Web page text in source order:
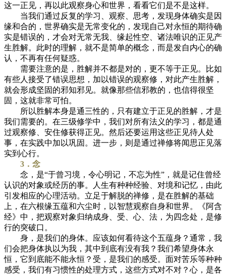
这一正见，再以此观察身心和世界，看看它们是不是这样。
当我们通过反复的学习、观察、思考，发现身体确实是因
缘和合的，世界确实是无常变化的，发现自己对永恒的期待确
实是错误的，才会对无常无我、缘起性空、诸法唯识的正见产
生胜解。此时的理解，就不是简单的概念，而是发自内心的确
认，不再有任何疑惑。
需要注意的是，胜解并不都是对的，更不等于正见。比如
有些人接受了错误思想，加以错误的观察修，对此产生胜解，
就会形成坚固的邪知邪见。就像那些信邪教的，也信得很坚
固，这就非常可怕。
所以胜解本身是通三性的，只有建立于正见的胜解，才是
我们需要的。在三级修学中，我们对所有法义的学习，都是通
过观察修、安住修获得正见。然后还要运用这些正见待人处
事，在实践中加以巩固。进一步，则是通过禅修将闻思正见落
实到心行。
3．念
念，是“于曾习境，令心明记，不忘为性”，就是记住曾经
认识的对象或经历的事。人生有种种经验、对境和记忆，由此
引发相应的心理活动。立足于解脱的禅修，是在胜解的基础
上，在六根缘五蕴和六尘时，以智慧观察自身和世界。《阿含
经》中，把观察对象归纳成身、受、心、法，为四念处，是修
行的突破口。
身，是我们的身体。应该如何看待这个五蕴身？通常，我
们会把身体执以为我，其中到底有没有我？我们希望身体永
恒，它到底能不能永恒？受，是我们的感受。面对苦乐等种种
感受，我们有习惯性的处理方式，这些方式对不对？心，是各